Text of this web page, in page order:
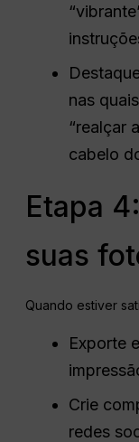
nas
“realçar
cabelo
Etapa
suas
Quando estiver
Exporte
Crie
redes